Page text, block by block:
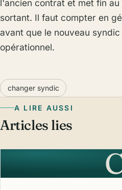
l'ancien contrat et met fin
sortant. Il faut compter en
avant que le nouveau
opérationnel.
changer syndic
A LIRE AUSSI
Articles lies